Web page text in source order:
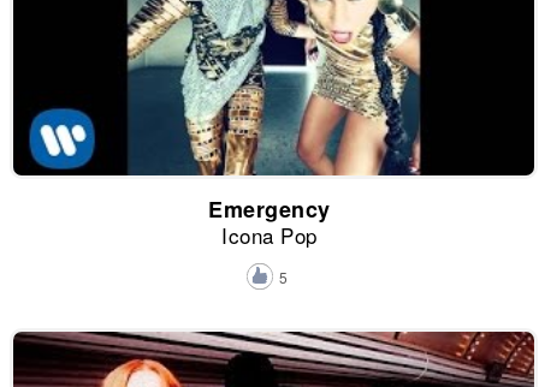
Emergency
Icona Pop
5